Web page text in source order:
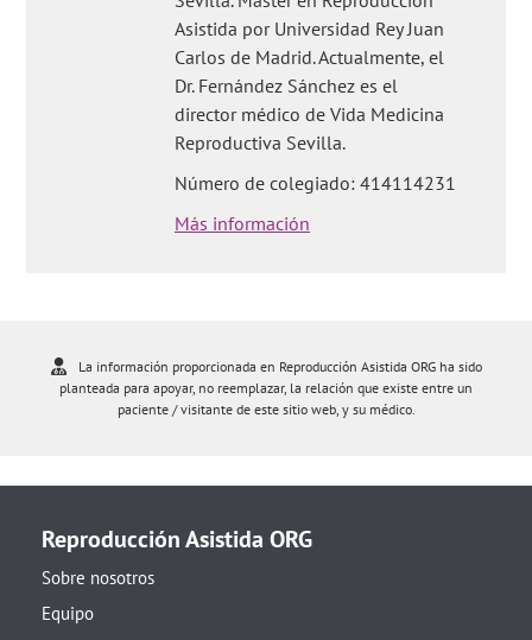
Asistida por Universidad Rey Juan
Carlos de Madrid. Actualmente, el
Dr. Fernández Sánchez es el
director médico de Vida Medicina
Reproductiva Sevilla.
Número de colegiado: 414114231
Más información
La información proporcionada en Reproducción Asistida ORG ha sido
planteada para apoyar, no reemplazar, la relación que existe entre un
paciente / visitante de este sitio web, y su médico.
Reproducción Asistida ORG
Sobre nosotros
Equipo